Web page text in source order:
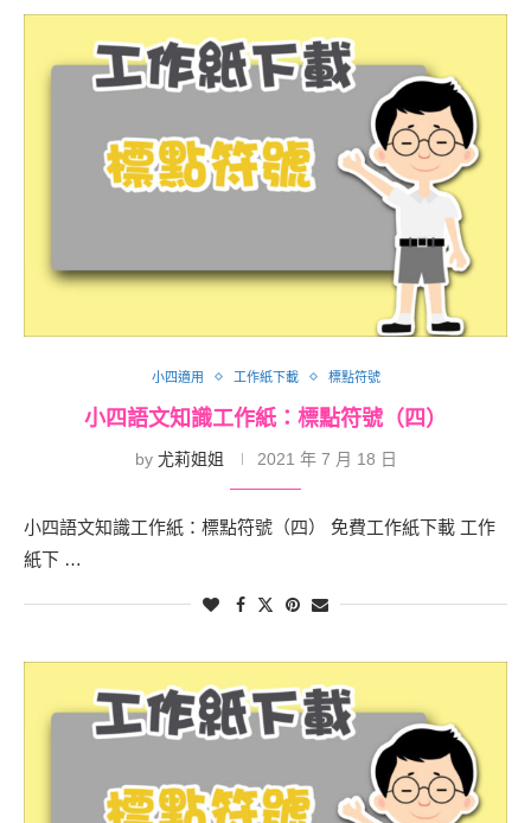
小四適用 工作紙下載 標點符號
小四語文知識工作紙：標點符號（四）
by 尤莉姐姐 2021 年 7 月 18 日
小四語文知識工作紙：標點符號（四） 免費工作紙下載 工作
紙下 …